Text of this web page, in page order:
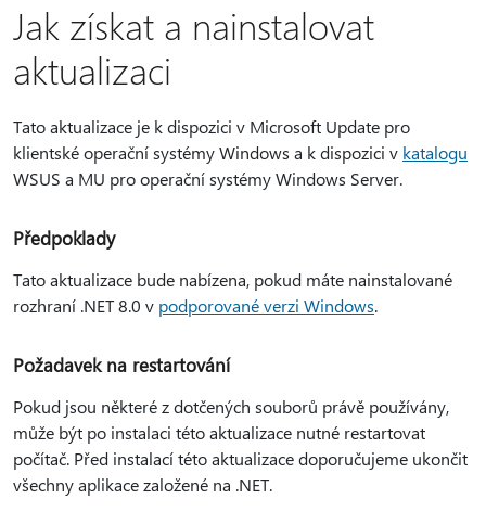
Jak získat a nainstalovat
aktualizaci
Tato aktualizace je k dispozici v Microsoft Update pro
klientské operační systémy Windows a k dispozici v katalogu
WSUS a MU pro operační systémy Windows Server.
Předpoklady
Tato aktualizace bude nabízena, pokud máte nainstalované
rozhraní .NET 8.0 v podporované verzi Windows.
Požadavek na restartování
Pokud jsou některé z dotčených souborů právě používány,
může být po instalaci této aktualizace nutné restartovat
počítač. Před instalací této aktualizace doporučujeme ukončit
všechny aplikace založené na .NET.